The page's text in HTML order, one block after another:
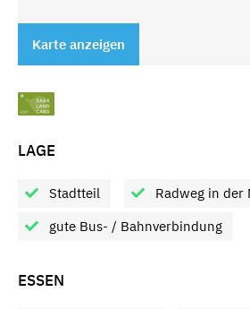
Karte anzeigen
LAGE
Stadtteil
Radweg in der
gute Bus- / Bahnverbindung
ESSEN